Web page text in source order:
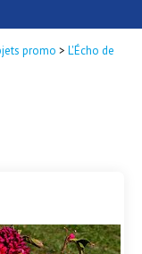
promo > L'Écho de